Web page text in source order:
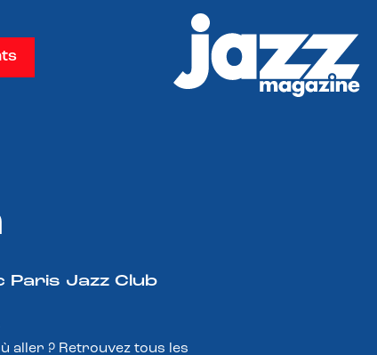
Paris Jazz Club
aller ? Retrouvez tous les